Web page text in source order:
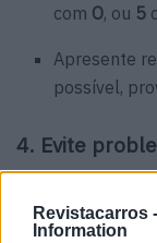
Revistacarros -
Information
com O, ou 5
Apresente
possível,
4. Evite